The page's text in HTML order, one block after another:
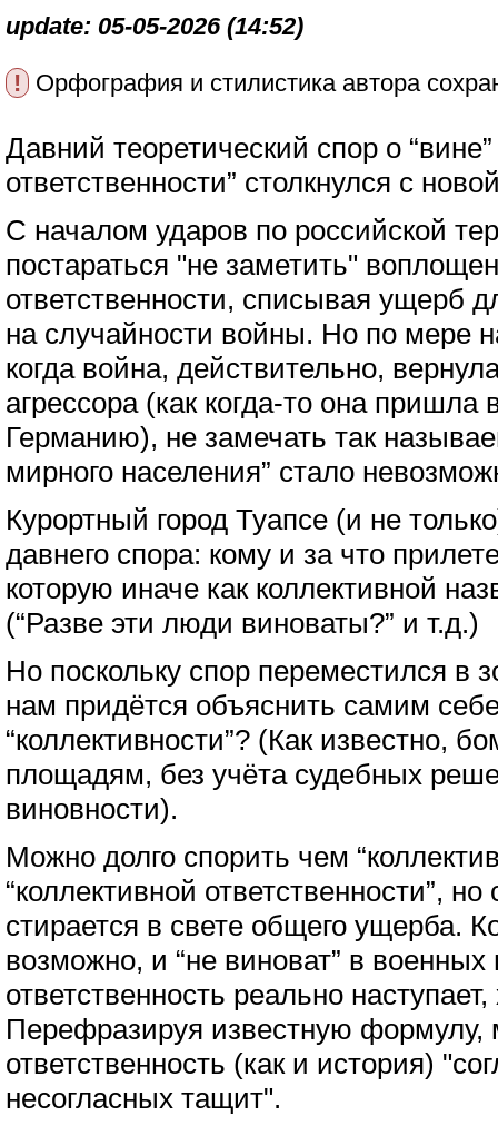
update: 05-05-2026 (14:52)
! Орфография и стилистика автора
Давний теоретический спор о
ответственности” столкнулся с
С началом ударов по российской
постараться "не заметить"
ответственности, списывая ущерб
на случайности войны. Но по мере
когда война, действительно,
агрессора (как когда-то она пришла
Германию), не замечать так
мирного населения” стало
Курортный город Туапсе (и не
давнего спора: кому и за что
которую иначе как коллективной
(“Разве эти люди виноваты?” и т.д.)
Но поскольку спор переместился в
нам придётся объяснить самим себе
“коллективности”? (Как известно,
площадям, без учёта судебных
виновности).
Можно долго спорить чем
“коллективной ответственности”,
стирается в свете общего ущерба.
возможно, и “не виноват” в военных
ответственность реально
Перефразируя известную формулу,
ответственность (как и история)
несогласных тащит".